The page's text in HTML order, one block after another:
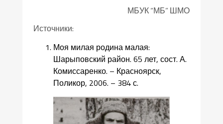
МБУК “МБ” ШМО
Источники:
Моя милая родина малая:
Шарыповский район. 65 лет, сост. А.
Комиссаренко. – Красноярск,
Поликор, 2006. – 384 с.